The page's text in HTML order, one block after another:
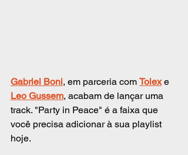
Gabriel Boni, em parceria com Tolex e
Leo Gussem, acabam de lançar uma
track. "Party in Peace" é a faixa que
você precisa adicionar à sua playlist
hoje.